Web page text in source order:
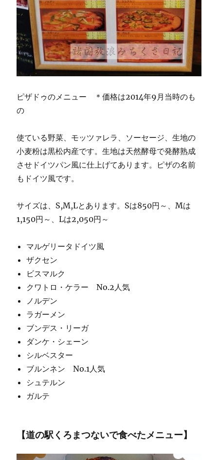
ピザドゥのメニュー ＊価格は2014年9月当時のも
の
使ている野菜、モッツァレラ、ソーセージ、生地の
小麦粉は黒松内産です。生地は天然酵母で発酵熟成
させドイツパン風に仕上げてあります。ピザの名前
もドイツ風です。
サイズは、S,M,Lとあります。Sは850円～、Mは
1,150円～、Lは2,050円～
マルゲリータドイツ風
ザクセン
ビスマルク
クワトロ・ケラー No.2人気
ノルデン
ラガーメン
ブンデス・リーガ
ダンケ・シェーン
シルベスター
ブルンネン No.1人気
シュテルン
ガルテ
【道の駅くろまつないで食べたメニュー】